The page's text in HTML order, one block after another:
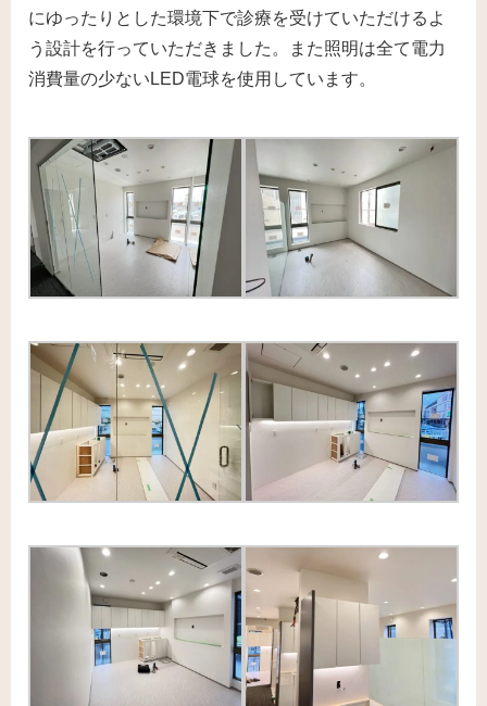
にゆったりとした環境下で診療を受けていただけるよ
う設計を行っていただきました。また照明は全て電力
消費量の少ないLED電球を使用しています。